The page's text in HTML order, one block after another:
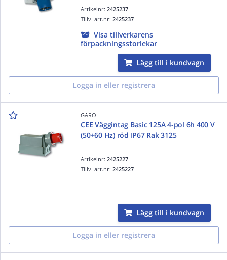
Artikelnr:2425237
Tillv. art.nr:2425237
Visa tillverkarens
förpackningsstorlekar
Lägg till i kundvagn
Logga in eller registrera
GARO
CEE Väggintag Basic 125A 4-pol 6h 400 V
(50+60 Hz) röd IP67 Rak 3125
Artikelnr:2425227
Tillv. art.nr:2425227
Lägg till i kundvagn
Logga in eller registrera